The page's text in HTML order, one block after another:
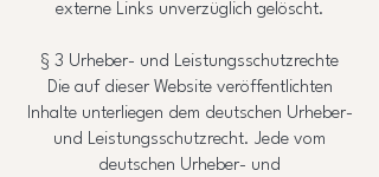
externe Links unverzüglich gelöscht.
§ 3 Urheber- und Leistungsschutzrechte
Die auf dieser Website veröffentlichten
Inhalte unterliegen dem deutschen Urheber-
und Leistungsschutzrecht. Jede vom
deutschen Urheber- und